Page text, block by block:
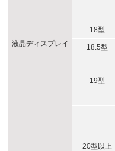
液晶ディスプレイ
18型
18.5型
19型
20型以上